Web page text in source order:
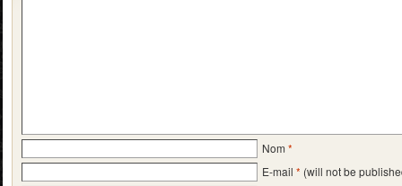
Nom *
E-mail * (will not be